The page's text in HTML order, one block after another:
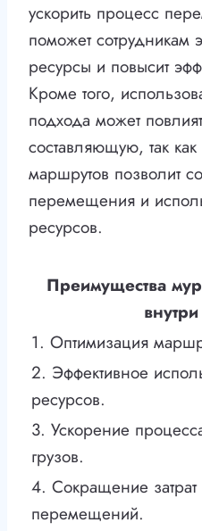
ускорить процесс
поможет сотрудникам
ресурсы и повысит
Кроме того,
подхода может
составляющую, так
маршрутов позволит
перемещения и
ресурсов.
Преимущества
1. Оптимизация
2. Эффективное
ресурсов.
3. Ускорение
грузов.
4. Сокращение
перемещений.